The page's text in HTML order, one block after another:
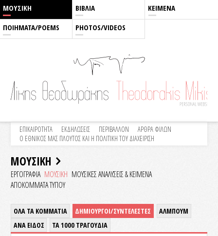
ΜΟΥΣΙΚΗ ΒΙΒΛΙΑ ΚΕΙΜΕΝΑ
ΠΟΙΗΜΑΤΑ/POEMS PHOTOS/VIDEOS
ΕΠΙΚΑΙΡΟΤΗΤΑ ΕΚΔΗΛΩΣΕΙΣ ΠΕΡΙΒΑΛΛΟΝ
ΑΡΘΡΑ ΦΙΛΩΝ
Ο ΕΘΝΙΚΟΣ ΜΑΣ ΠΛΟΥΤΟΣ ΚΑΙ Η ΠΟΛΙΤΙΚΗ ΤΟΥ ΔΙΑΧΕΙΡΙΣΗ
ΜΟΥΣΙΚΗ
ΕΡΓΟΓΡΑΦΙΑ ΜΟΥΣΙΚΗ ΜΟΥΣΙΚΕΣ ΑΝΑΛΥΣΕΙΣ & KEIMENA
ΑΠΟΚΟΜΜΑΤΑ ΤΥΠΟΥ
ΟΛΑ ΤΑ ΚΟΜΜΑΤΙΑ ΔΗΜΙΟΥΡΓΟΙ/ΣΥΝΤΕΛΕΣΤΕΣ
ΑΛΜΠΟΥΜ
ΑΝΑ ΕΙΔΟΣ
ΤΑ 1000 ΤΡΑΓΟΥΔΙΑ